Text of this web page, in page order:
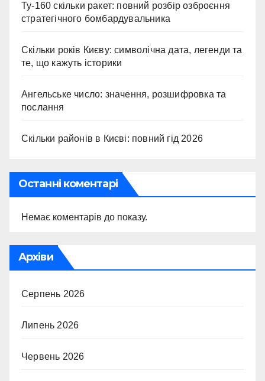
Ту-160 скільки ракет: повний розбір озброєння
стратегічного бомбардувальника
Скільки років Києву: символічна дата, легенди та
те, що кажуть історики
Ангельське число: значення, розшифровка та
послання
Скільки районів в Києві: повний гід 2026
Останні коментарі
Немає коментарів до показу.
Архіви
Серпень 2026
Липень 2026
Червень 2026